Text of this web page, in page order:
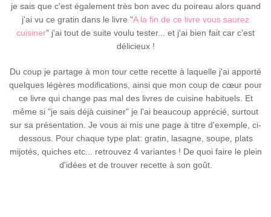
je sais que c'est également très bon avec du poireau alors quand
j'ai vu ce gratin dans le livre "A la fin de ce livre vous saurez
cuisiner" j'ai tout de suite voulu tester... et j'ai bien fait car c'est
délicieux !
Du coup je partage à mon tour cette recette à laquelle j'ai apporté
quelques légères modifications, ainsi que mon coup de cœur pour
ce livre qui change pas mal des livres de cuisine habituels. Et
même si "je sais déjà cuisiner" je l'ai beaucoup apprécié, surtout
sur sa présentation. Je vous ai mis une page à titre d'exemple, ci-
dessous. Pour chaque type plat: gratin, lasagne, soupe, plats
mijotés, quiches etc... retrouvez 4 variantes ! De quoi faire le plein
d'idées et de trouver recette à son goût.